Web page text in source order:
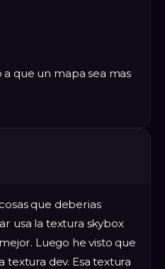
a que un mapa sea mas
que deberias
usa la textura skybox
Luego he visto que
textura dev. Esa textura